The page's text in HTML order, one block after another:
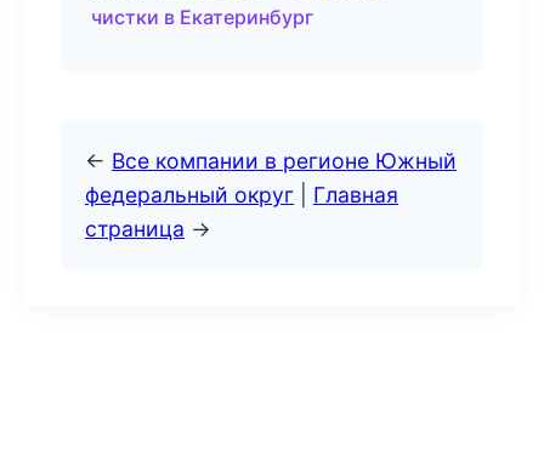
чистки в Екатеринбург
← Все компании в регионе Южный
федеральный округ
Главная
страница →